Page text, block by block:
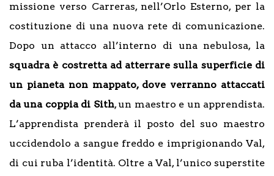
missione verso Carreras, nell’Orlo Esterno, per la
costituzione di una nuova rete di comunicazione.
Dopo un attacco all’interno di una nebulosa, la
squadra è costretta ad atterrare sulla superficie di
un pianeta non mappato, dove verranno attaccati
da una coppia di Sith, un maestro e un apprendista.
L’apprendista prenderà il posto del suo maestro
uccidendolo a sangue freddo e imprigionando Val,
di cui ruba l’identità. Oltre a Val, l’unico superstite